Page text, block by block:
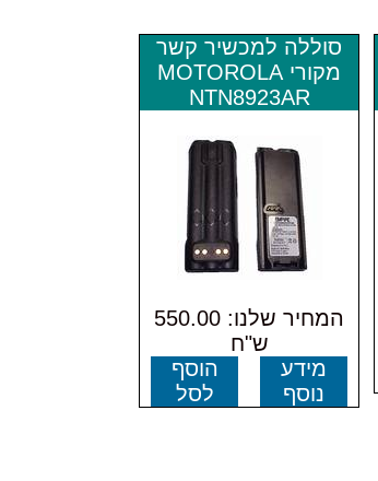
סוללה למכשיר קשר
מקורי MOTOROLA
NTN8923AR
המחיר שלנו: 550.00
ש"ח
מידע
נוסף
הוסף
לסל